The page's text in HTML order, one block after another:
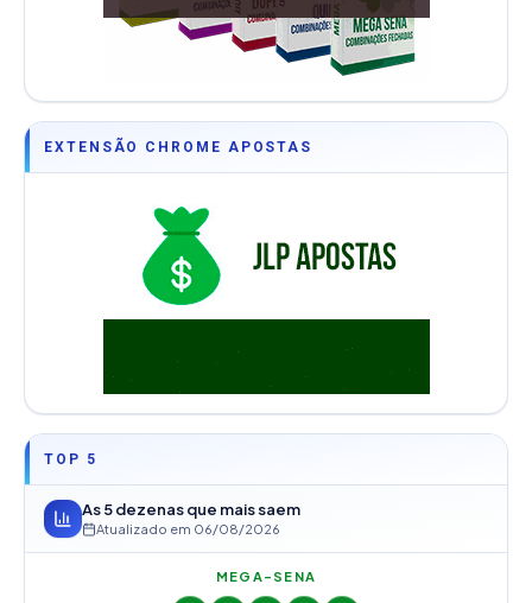
EXTENSÃO CHROME APOSTAS
TOP 5
As 5 dezenas que mais saem
Atualizado em 06/08/2026
MEGA-SENA